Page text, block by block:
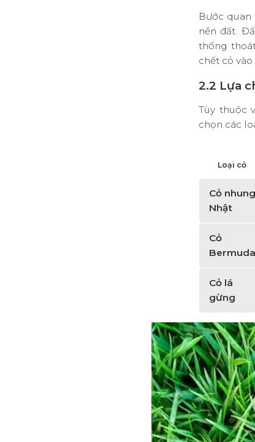
Bước
nền đất.
thống
chết cỏ
2.2 Lựa
Tùy thuộc
chọn các
Loại cỏ
Cỏ nhung
Nhật
Cỏ
Bermuda
Cỏ lá
gừng